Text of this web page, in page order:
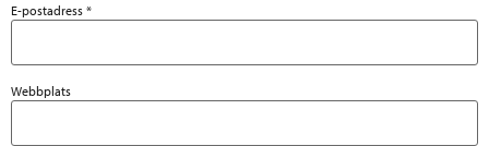
E-postadress *
Webbplats